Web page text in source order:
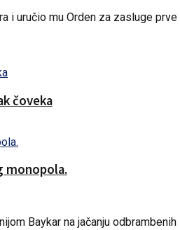
i uručio mu Orden za zasluge prve
čoveka
monopola.
Baykar na jačanju